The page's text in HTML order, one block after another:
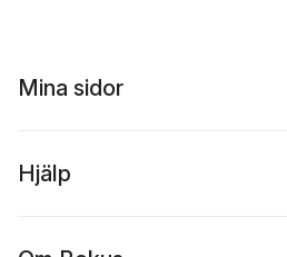
Mina sidor
Hjälp